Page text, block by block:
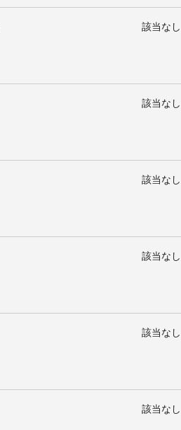
該当なし
該当なし
該当なし
該当なし
該当なし
該当なし